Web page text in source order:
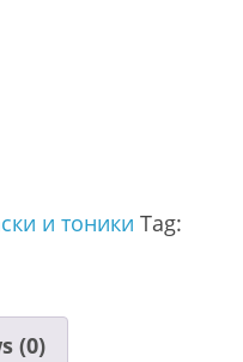
и тоники Tag:
(0)